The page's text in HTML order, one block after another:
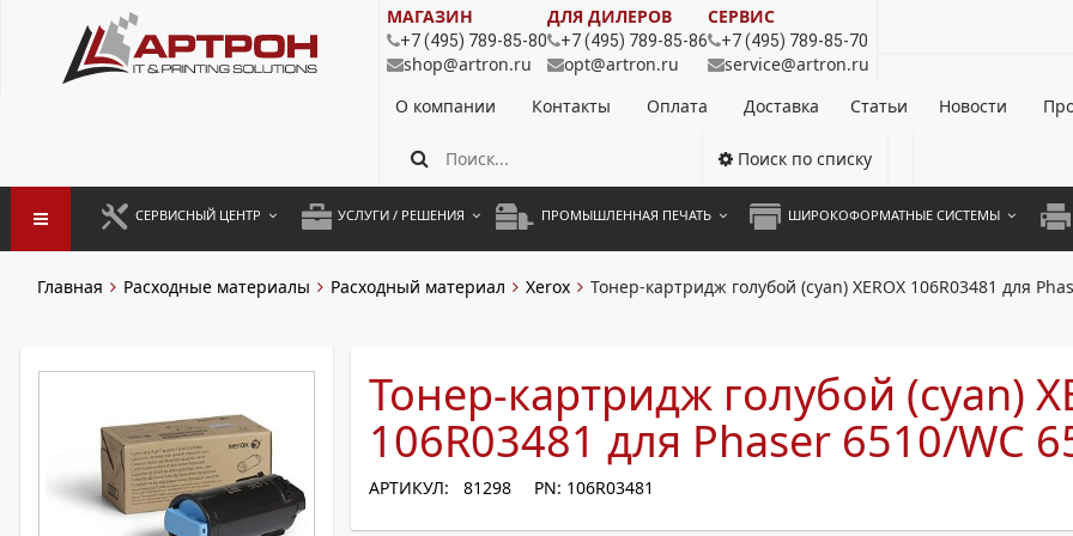
МАГАЗИН
+7 (495) 789-85-80
shop@artron.ru
ДЛЯ ДИЛЕРОВ
+7 (495) 789-85-86
opt@artron.ru
СЕРВИС
+7 (495) 789-85-70
service@artron.ru
О компании
Контакты Оплата Доставка Статьи Новости
Поиск по списку
СЕРВИСНЫЙ ЦЕНТР
ПРОФИЛАКТИКА И ТО
РАЗОВЫЕ РЕМОНТЫ
УСЛУГИ / РЕШЕНИЯ
АРЕНДА ОБОРУДОВАНИЯ
ПРОМЫШЛЕННАЯ ПЕЧАТЬ ШИРОКОФОРМАТНЫЕ СИСТЕМЫ
А4
Главная Расходные материалы Расходный материал Xerox Тонер-картридж голубой (cyan) XEROX 106R03481 для
Тонер-картридж голубой (cyan)
106R03481 для Phaser 6510/WC
АРТИКУЛ: 81298 PN: 106R03481